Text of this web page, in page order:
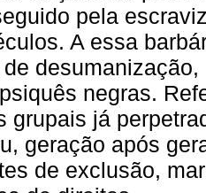
pela
A essa
negras.
grupais já
geração após
de exclusão,